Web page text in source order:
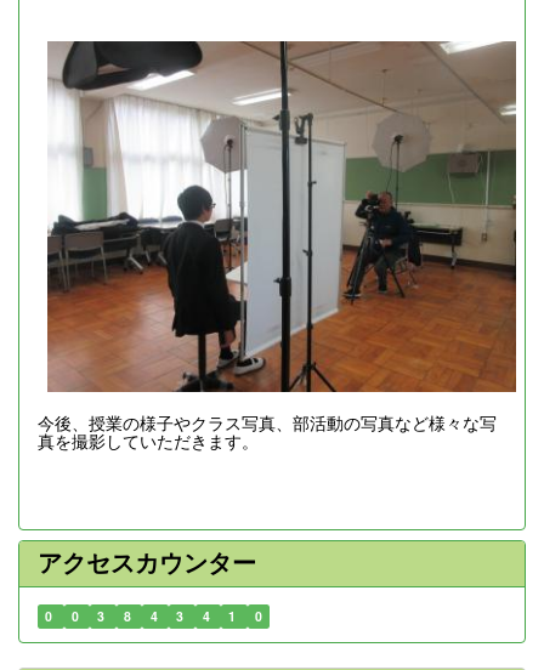
今後、授業の様子やクラス写真、部活動の写真など様々な写
真を撮影していただきます。
アクセスカウンター
0 0 3 8 4 3 4 1 0